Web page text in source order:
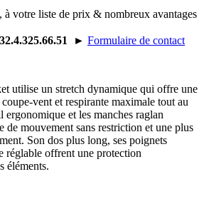
à votre liste de prix & nombreux avantages
► Formulaire de contact
utilise un stretch dynamique qui offre une
vent et respirante maximale tout au
et les manches raglan
de mouvement sans restriction et une plus
Son dos plus long, ses poignets
réglable offrent une protection
éléments.